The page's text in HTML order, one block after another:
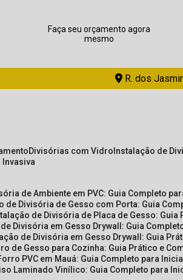
Faça seu orçamento agora
mesmo
R. dos
Divisórias com Vidro Instalação de
Invasiva
de Ambiente em PVC: Guia Completo
de Divisória de Gesso com Porta: Guia
de Divisória de Placa de Gesso: Guia
Divisória em Gesso Drywall: Guia
de Divisória em Gesso Drywall: Guia
de Gesso para Cozinha: Guia Prático e
PVC em Mauá: Guia Completo para
Laminado Vinílico: Guia Completo para